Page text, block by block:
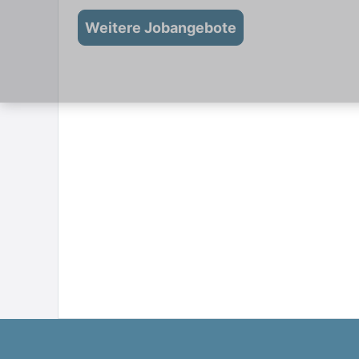
Weitere Jobangebote